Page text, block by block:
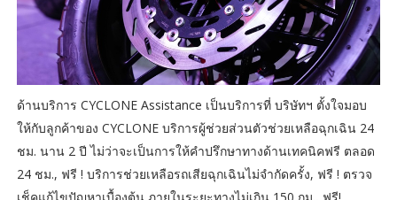
ด้านบริการ CYCLONE Assistance เป็นบริการที่ บริษัทฯ ตั้งใจมอบ
ให้กับลูกค้าของ CYCLONE บริการผู้ช่วยส่วนตัวช่วยเหลือฉุกเฉิน 24
ชม. นาน 2 ปี ไม่ว่าจะเป็นการให้คำปรึกษาทางด้านเทคนิคฟรี ตลอด
24 ชม., ฟรี ! บริการช่วยเหลือรถเสียฉุกเฉินไม่จำกัดครั้ง, ฟรี ! ตรวจ
เช็คแก้ไขปัญหาเบื้องต้น ภายในระยะทางไม่เกิน 150 กม., ฟรี!